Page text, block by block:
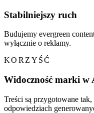
Stabilniejszy ruch
Budujemy evergreen
wyłącznie o reklamy.
KORZYŚĆ
Widoczność marki w
Treści są przygotowane
odpowiedziach